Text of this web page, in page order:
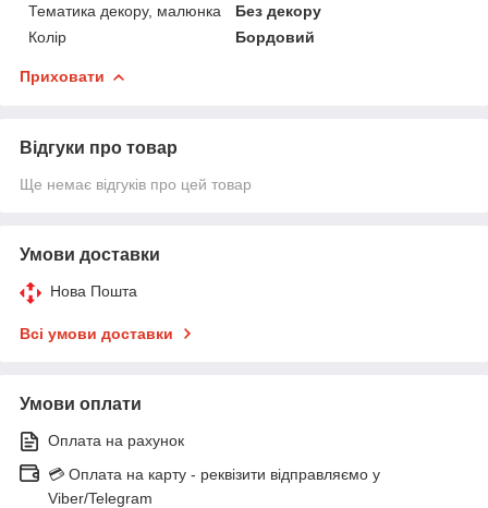
Тематика декору, малюнка
Без декору
Колір
Бордовий
Приховати
Відгуки про товар
Ще немає відгуків про цей товар
Умови доставки
Нова Пошта
Всі умови доставки
Умови оплати
Оплата на рахунок
💳 Оплата на карту - реквізити відправляємо у
Viber/Telegram